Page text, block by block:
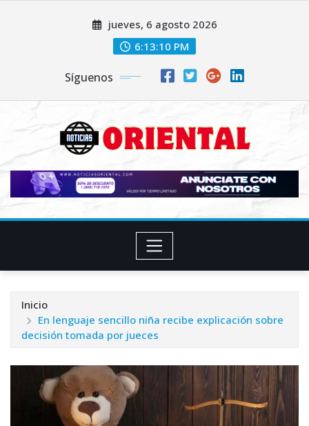
jueves, 6 agosto 2026
6:13:11 PM
Síguenos
Inicio
En lenguaje sencillo niña recibe explicación sobre
decisión tomada por jueces